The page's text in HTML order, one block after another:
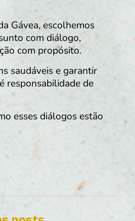
Gávea, escolhemos
com diálogo,
com propósito.
saudáveis e garantir
responsabilidade de
esses diálogos estão